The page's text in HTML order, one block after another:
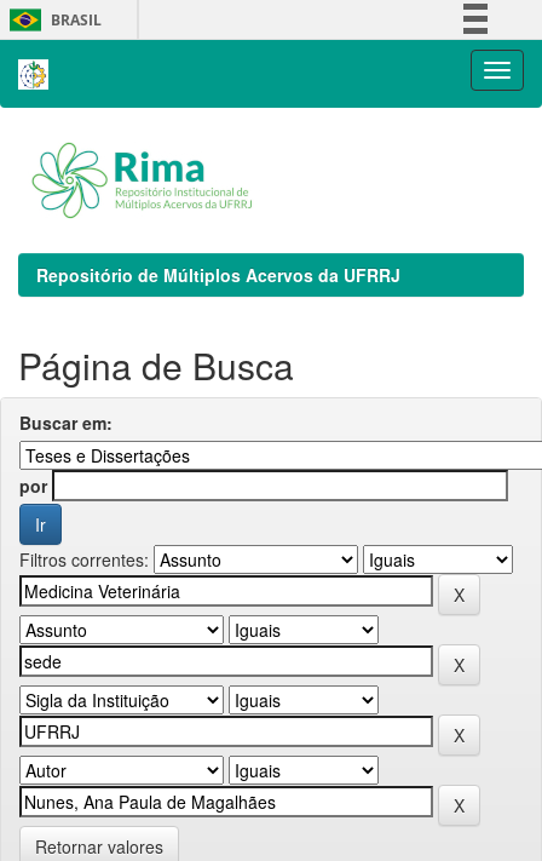
Skip
navigation
BRASIL
Repositório de Múltiplos Acervos da UFRRJ
Página de Busca
Buscar em:
por
Filtros correntes:
Retornar valores